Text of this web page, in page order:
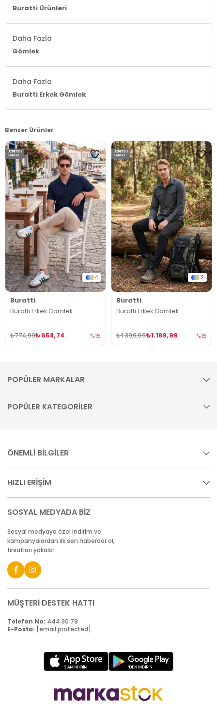
Buratti Ürünleri
Daha Fazla
Gömlek
Daha Fazla
Buratti Erkek Gömlek
Benzer Ürünler
4
Buratti
Buratti Erkek Gömlek
₺658,74
₺774,99 %15
ÜCRETSIZ
KARGO
2
Buratti
Buratti Erkek Gömlek
₺1.189,99
₺1.399,99 %15
ÜCRETSIZ
KARGO
POPÜLER MARKALAR
POPÜLER KATEGORİLER
ÖNEMLİ BİLGİLER
HIZLI ERİŞİM
SOSYAL MEDYADA BİZ
Sosyal medyaya özel indirim ve
kampanyalardan ilk sen haberdar ol,
fırsatları yakala!
MÜŞTERİ DESTEK HATTI
Telefon No: 444 30 79
E-Posta: [email protected]